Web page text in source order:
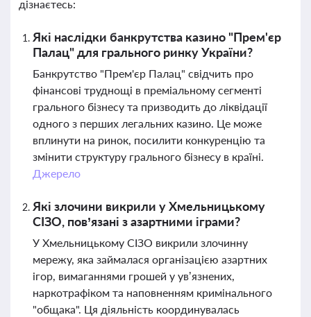
дізнаєтесь:
Які наслідки банкрутства казино "Прем'єр
Палац" для грального ринку України?
Банкрутство "Прем'єр Палац" свідчить про
фінансові труднощі в преміальному сегменті
грального бізнесу та призводить до ліквідації
одного з перших легальних казино. Це може
вплинути на ринок, посилити конкуренцію та
змінити структуру грального бізнесу в країні.
Джерело
Які злочини викрили у Хмельницькому
СІЗО, пов’язані з азартними іграми?
У Хмельницькому СІЗО викрили злочинну
мережу, яка займалася організацією азартних
ігор, вимаганнями грошей у ув’язнених,
наркотрафіком та наповненням кримінального
"общака". Ця діяльність координувалась